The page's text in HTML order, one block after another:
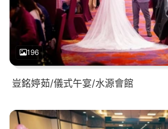
196
豈銘婷茹/儀式午宴/水源會館